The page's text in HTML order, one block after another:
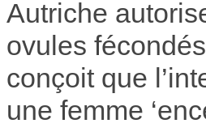
Autriche
ovules
conçoit que
une femme